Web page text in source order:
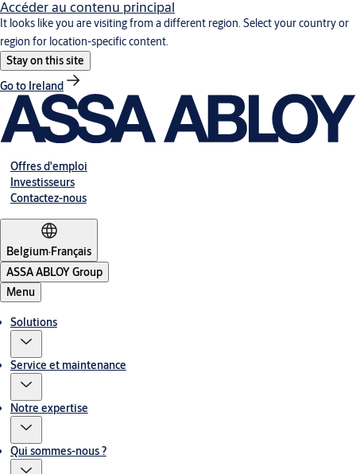
Accéder au contenu principal
It looks like you are visiting from a different region. Select your country or
region for location-specific content.
Stay on this site
Go to Ireland
Offres d'emploi
Investisseurs
Contactez-nous
Belgium·Français
ASSA ABLOY Group
Menu
Solutions
Service et maintenance
Notre expertise
Qui sommes-nous ?